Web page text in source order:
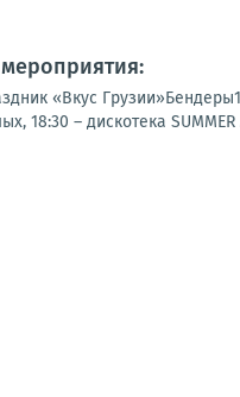
«Вкус
– дискотека SUMMER